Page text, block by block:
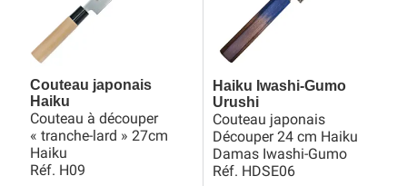
Revue de presse
Téléchargements
Thank you for booking
Tous les articles
Couteau japonais
Haiku
Couteau à découper
« tranche-lard » 27cm
Haiku
Réf. H09
Haiku Iwashi-Gumo
Urushi
Couteau japonais
Découper 24 cm Haiku
Damas Iwashi-Gumo
Réf. HDSE06